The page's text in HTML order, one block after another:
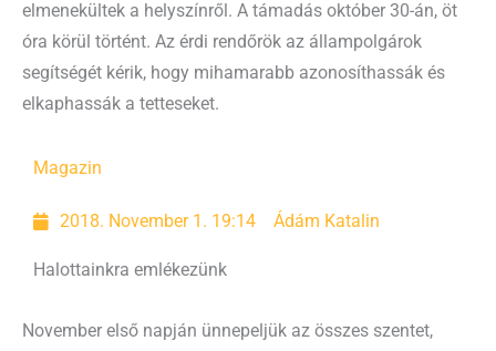
elmenekültek a helyszínről. A támadás október 30-án, öt
óra körül történt. Az érdi rendőrök az állampolgárok
segítségét kérik, hogy mihamarabb azonosíthassák és
elkaphassák a tetteseket.
Magazin
2018. November 1. 19:14 Ádám Katalin
Halottainkra emlékezünk
November első napján ünnepeljük az összes szentet,